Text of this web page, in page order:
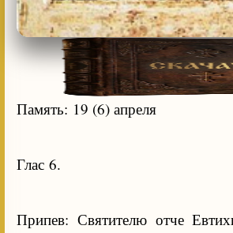
Память: 19 (6) апреля
Глас 6.
Припев: Святителю отче